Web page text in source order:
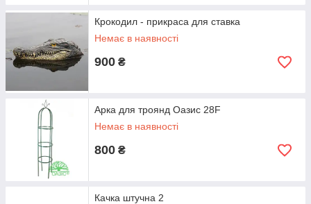
Крокодил - прикраса для ставка
Немає в наявності
900 ₴
Арка для троянд Оазис 28F
Немає в наявності
800 ₴
Качка штучна 2